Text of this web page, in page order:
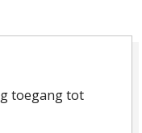
toegang tot